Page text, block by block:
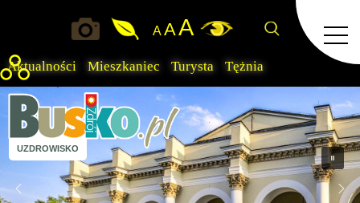
Aktualności Mieszkaniec Turysta Tężnia
A AA
UZDROWISKO